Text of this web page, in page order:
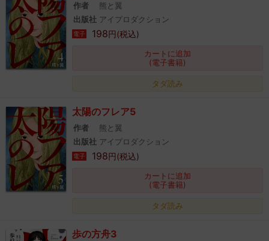
作者
熊と翼
出版社 アイプロダクション
電子 198円(税込)
カートに追加
(電子書籍)
タダ読み
太陽のフレア5
作者
熊と翼
出版社 アイプロダクション
電子 198円(税込)
カートに追加
(電子書籍)
タダ読み
歩の方舟3